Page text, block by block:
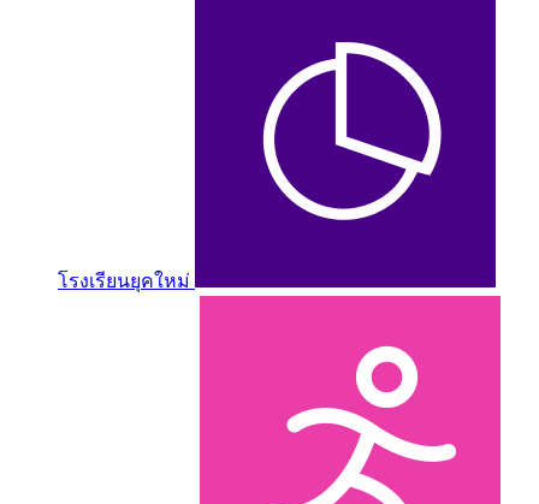
โรงเรียนยุคใหม่